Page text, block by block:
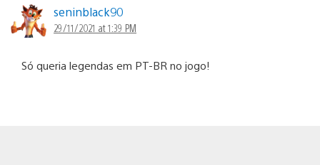
seninblack90
29/11/2021 at 1:39 PM
Só queria legendas em PT-BR no jogo!